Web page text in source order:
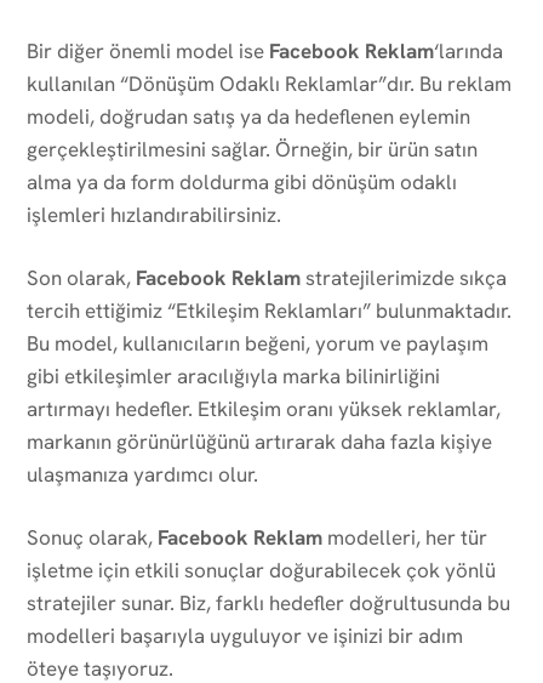
Bir diğer önemli model ise Facebook Reklam‘larında
kullanılan “Dönüşüm Odaklı Reklamlar”dır. Bu reklam
modeli, doğrudan satış ya da hedeflenen eylemin
gerçekleştirilmesini sağlar. Örneğin, bir ürün satın
alma ya da form doldurma gibi dönüşüm odaklı
işlemleri hızlandırabilirsiniz.
Son olarak, Facebook Reklamstratejilerimizde sıkça
tercih ettiğimiz “Etkileşim Reklamları” bulunmaktadır.
Bu model, kullanıcıların beğeni, yorum ve paylaşım
gibi etkileşimler aracılığıyla marka bilinirliğini
artırmayı hedefler. Etkileşim oranı yüksek reklamlar,
markanın görünürlüğünü artırarak daha fazla kişiye
ulaşmanıza yardımcı olur.
Sonuç olarak, Facebook Reklam modelleri, her tür
işletme için etkili sonuçlar doğurabilecek çok yönlü
stratejiler sunar. Biz, farklı hedefler doğrultusunda bu
modelleri başarıyla uyguluyor ve işinizi bir adım
öteye taşıyoruz.